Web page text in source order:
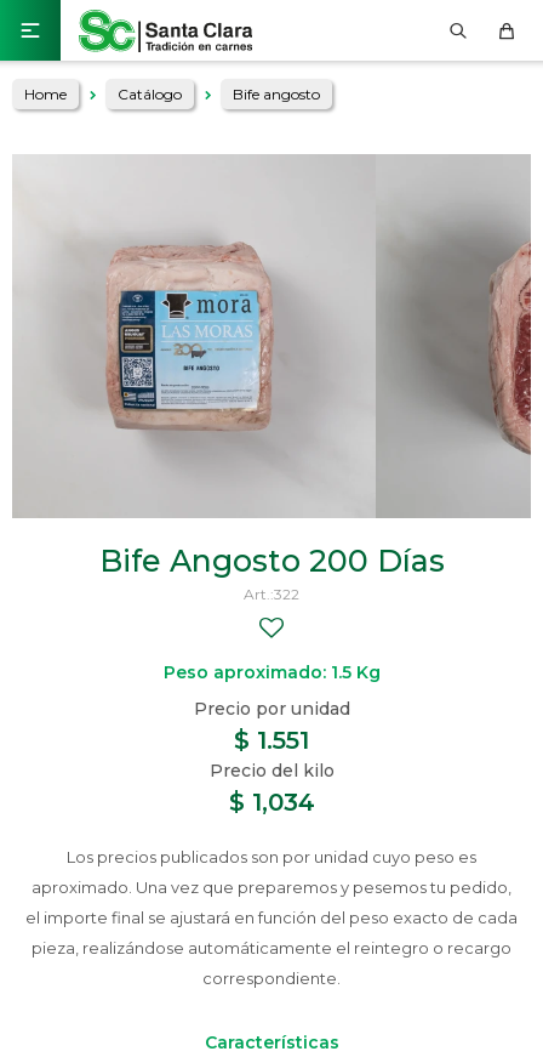

Home Catálogo Bife angosto
Bife Angosto 200 Días
322
Peso aproximado: 1.5 Kg
$ 1,034
$ 1.551
Los precios publicados son por unidad cuyo peso es
aproximado. Una vez que preparemos y pesemos tu pedido,
el importe final se ajustará en función del peso exacto de cada
pieza, realizándose automáticamente el reintegro o recargo
correspondiente.
Características